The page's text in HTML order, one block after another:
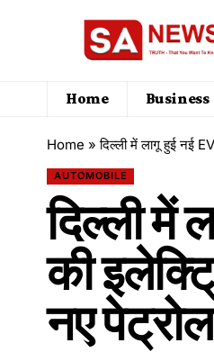
Home Business
Home »दिल्ली में लागू हुई नई
AUTOMOBILE
दिल्ली में
की
नए